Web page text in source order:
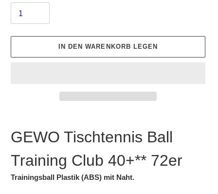
IN DEN WARENKORB LEGEN
zum
hinzugefügt
GEWO Tischtennis Ball
Training Club 40+** 72er
Trainingsball Plastik (ABS) mit Naht.